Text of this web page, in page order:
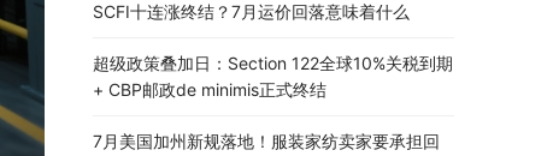
SCFI十连涨终结？7月运价回落意味着什么
超级政策叠加日：Section 122全球10%关税到期
+ CBP邮政de minimis正式终结
7月美国加州新规落地！服装家纺卖家要承担回